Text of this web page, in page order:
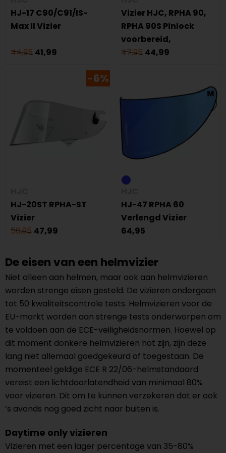
HJ-17 C90/C91/IS-
Max II Vizier
44,95 41,99
Vizier HJC, RPHA 90,
RPHA 90S Pinlock
voorbereid,
47,95 44,99
-6%
HJ-20ST RPHA-ST
Vizier
50,95 47,99
HJ-47 RPHA 60
Verlengd Vizier
64,95
De eisen van een helmvizier
Niet alleen aan helmen, maar ook aan helmvizieren
worden strenge eisen gesteld. De vizieren ondergaan
tot 50 kwaliteitscontrole tests. Helmvizieren voor de
EU-markt worden aan strenge tests onderworpen om
te voldoen aan de ECE-veiligheidsnormen. Hoewel op
dit moment donkere helmvizieren hot zijn, zijn deze
lang niet allemaal goedgekeurd of toegestaan. De
momenteel geldige ECE R 22/06-helmstandaard
vereist een lichtdoorlatendheid van minimaal 80%
voor vizieren. Dit om te kunnen verzekeren dat er ook
’s avonds nog goed zicht naar buiten is.
Daytime only vizieren
Vizieren met een lager percentage van 35-80%